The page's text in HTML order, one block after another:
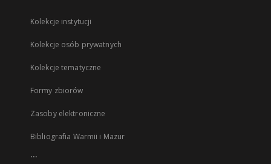
Kolekcje instytucji
Kolekcje osób prywatnych
Kolekcje tematyczne
Formy zbiorów
Zasoby elektroniczne
Bibliografia Warmii i Mazur
...